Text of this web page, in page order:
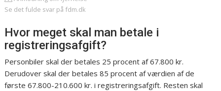
Se det fulde svar på fdm.dk
Hvor meget skal man betale i
registreringsafgift?
Personbiler skal der betales 25 procent af 67.800 kr.
Derudover skal der betales 85 procent af værdien af de
første 67.800-210.600 kr. i registreringsafgift. Resten skal